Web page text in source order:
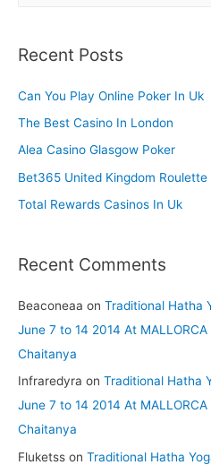
r
h
f
o
Recent Posts
Can You Play Online Poker In Uk
The Best Casino In London
Alea Casino Glasgow Poker
Bet365 United Kingdom Roulette
Total Rewards Casinos In Uk
Recent Comments
Beaconeaa on Traditional Hatha
June 7 to 14 2014 At
Chaitanya
Infraredyra on Traditional Hatha
June 7 to 14 2014 At
Chaitanya
Fluketss on Traditional Hatha